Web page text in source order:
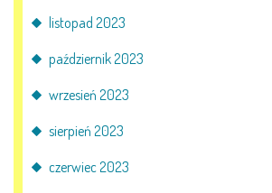
listopad 2023
październik 2023
wrzesień 2023
sierpień 2023
czerwiec 2023